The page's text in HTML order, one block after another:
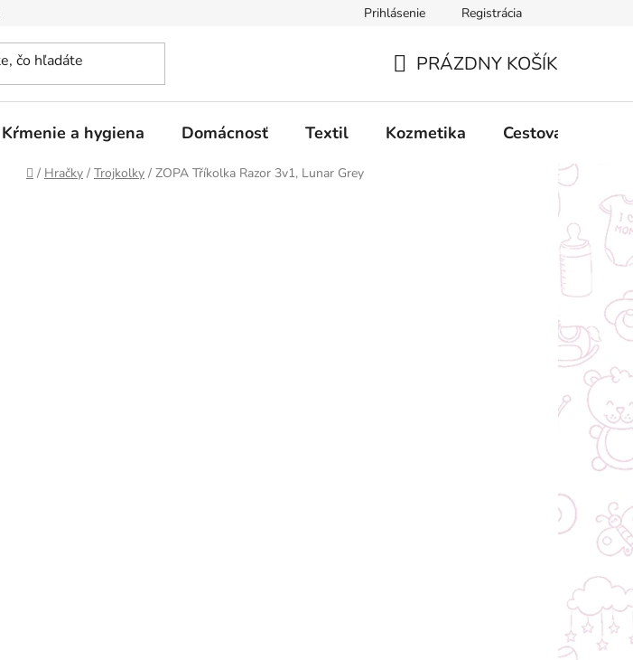
Obchodné podmienky Podmienky ochrany
Prihlásenie Registrácia
KOŠÍK
PRÁZDNY KOŠÍK
Kŕmenie a hygiena Domácnosť Textil Kozmetika Cestovanie
Domov
/ Hračky / Trojkolky / ZOPA Tříkolka Razor 3v1, Lunar Grey